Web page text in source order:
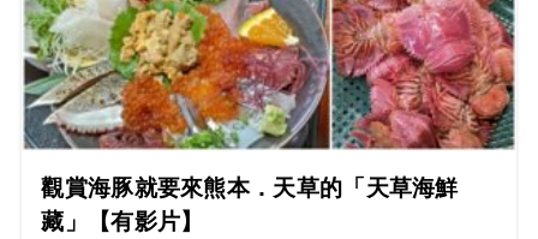
觀賞海豚就要來熊本．天草的「天草海鮮
藏」【有影片】